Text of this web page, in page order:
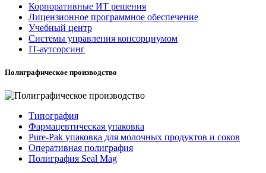
Корпоративные ИТ решения
Лицензионное программное обеспечение
Учебный центр
Системы управления консорциумом
IT-аутсорсинг
Полиграфическое производство
Типография
Фармацевтическая упаковка
Pure-Pak упаковка для молочных продуктов и соков
Оперативная полиграфия
Полиграфия Seal Mag